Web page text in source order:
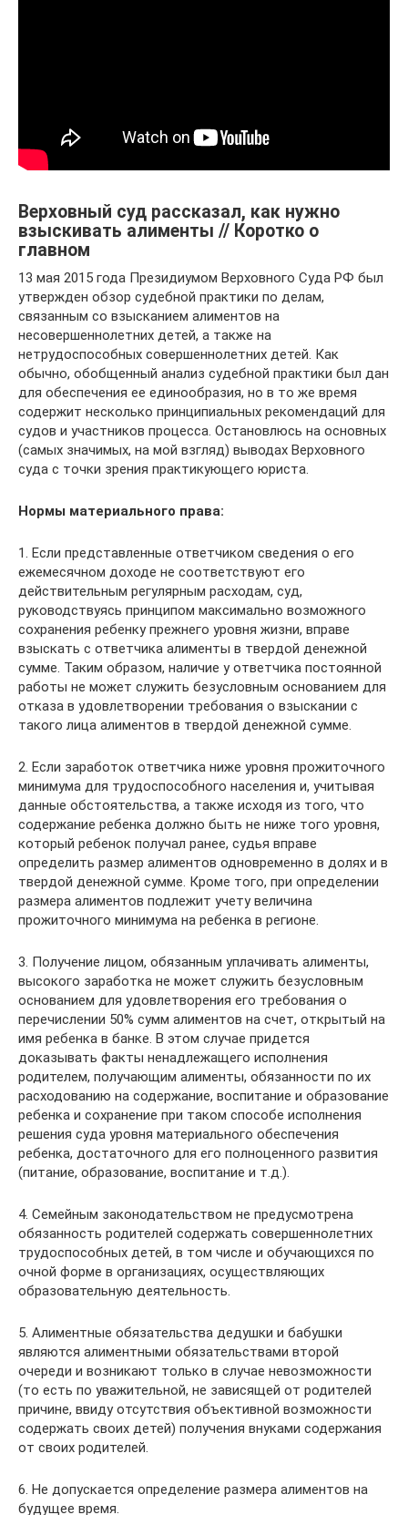
Верховный суд рассказал, как нужно
взыскивать алименты // Коротко о
главном
13 мая 2015 года Президиумом Верховного Суда РФ был
утвержден обзор судебной практики по делам,
связанным со взысканием алиментов на
несовершеннолетних детей, а также на
нетрудоспособных совершеннолетних детей. Как
обычно, обобщенный анализ судебной практики был дан
для обеспечения ее единообразия, но в то же время
содержит несколько принципиальных рекомендаций для
судов и участников процесса. Остановлюсь на основных
(самых значимых, на мой взгляд) выводах Верховного
суда с точки зрения практикующего юриста.
Нормы материального права:
1. Если представленные ответчиком сведения о его
ежемесячном доходе не соответствуют его
действительным регулярным расходам, суд,
руководствуясь принципом максимально возможного
сохранения ребенку прежнего уровня жизни, вправе
взыскать с ответчика алименты в твердой денежной
сумме. Таким образом, наличие у ответчика постоянной
работы не может служить безусловным основанием для
отказа в удовлетворении требования о взыскании с
такого лица алиментов в твердой денежной сумме.
2. Если заработок ответчика ниже уровня прожиточного
минимума для трудоспособного населения и, учитывая
данные обстоятельства, а также исходя из того, что
содержание ребенка должно быть не ниже того уровня,
который ребенок получал ранее, судья вправе
определить размер алиментов одновременно в долях и в
твердой денежной сумме. Кроме того, при определении
размера алиментов подлежит учету величина
прожиточного минимума на ребенка в регионе.
3. Получение лицом, обязанным уплачивать алименты,
высокого заработка не может служить безусловным
основанием для удовлетворения его требования о
перечислении 50% сумм алиментов на счет, открытый на
имя ребенка в банке. В этом случае придется
доказывать факты ненадлежащего исполнения
родителем, получающим алименты, обязанности по их
расходованию на содержание, воспитание и образование
ребенка и сохранение при таком способе исполнения
решения суда уровня материального обеспечения
ребенка, достаточного для его полноценного развития
(питание, образование, воспитание и т.д.).
4. Семейным законодательством не предусмотрена
обязанность родителей содержать совершеннолетних
трудоспособных детей, в том числе и обучающихся по
очной форме в организациях, осуществляющих
образовательную деятельность.
5. Алиментные обязательства дедушки и бабушки
являются алиментными обязательствами второй
очереди и возникают только в случае невозможности
(то есть по уважительной, не зависящей от родителей
причине, ввиду отсутствия объективной возможности
содержать своих детей) получения внуками содержания
от своих родителей.
6. Не допускается определение размера алиментов на
будущее время.